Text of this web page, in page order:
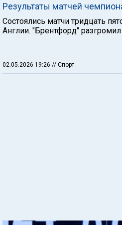
Результаты матчей
Состоялись матчи тридцать
Англии. "Брентфорд"
02.05.2026 19:26 // Спорт